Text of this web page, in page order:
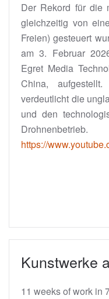
Der Rekord für die
gleichzeitig von
Freien) gesteuert
am 3. Februar
Egret Media
China,
verdeutlicht die
und den
Drohnenbetrieb.
https://
Kunstwerke
11 weeks of work in